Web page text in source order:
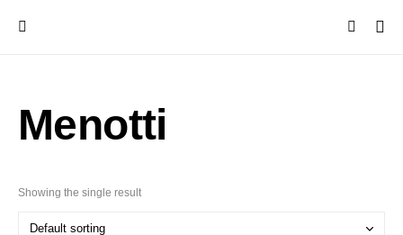
Menotti
Showing the single result